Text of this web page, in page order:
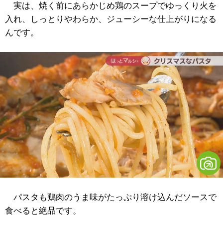
実は、焼く前にあらかじめ鶏のスープでゆっくり火を
入れ、しっとりやわらか、ジューシーな仕上がりになる
んです。
パスタも鶏肉のうま味がたっぷり溶け込んだソースで
食べると絶品です。